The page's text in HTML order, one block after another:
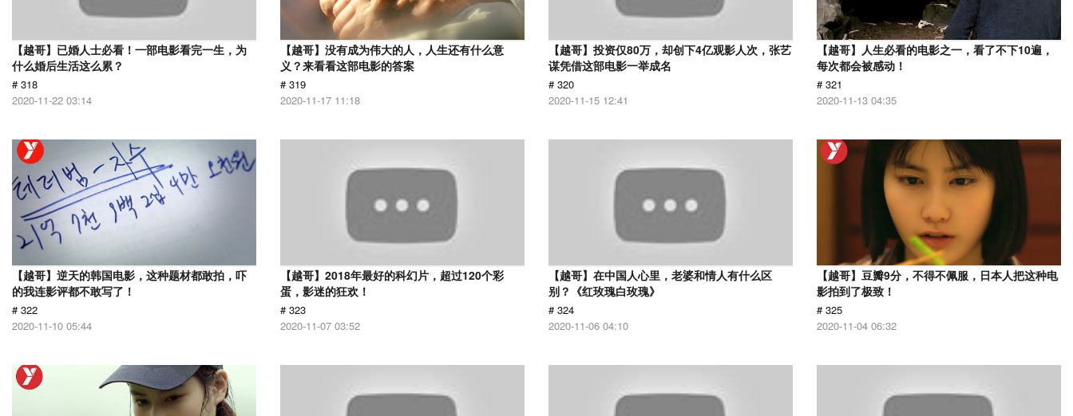
【越哥】已婚人士必看！一部电影看完一生，为
什么婚后生活这么累？
# 318
2020-11-22 03:14
【越哥】没有成为伟大的人，人生还有什么意
义？来看看这部电影的答案
# 319
2020-11-17 11:18
【越哥】投资仅80万，却创下4亿观影人次，张艺
谋凭借这部电影一举成名
# 320
2020-11-15 12:41
【越哥】人生必看的电影之一，看了不下10遍，
每次都会被感动！
# 321
2020-11-13 04:35
【越哥】逆天的韩国电影，这种题材都敢拍，吓
的我连影评都不敢写了！
# 322
2020-11-10 05:44
【越哥】2018年最好的科幻片，超过120个彩
蛋，影迷的狂欢！
# 323
2020-11-07 03:52
【越哥】在中国人心里，老婆和情人有什么区
别？《红玫瑰白玫瑰》
# 324
2020-11-06 04:10
【越哥】豆瓣9分，不得不佩服，日本人把这种电
影拍到了极致！
# 325
2020-11-04 06:32